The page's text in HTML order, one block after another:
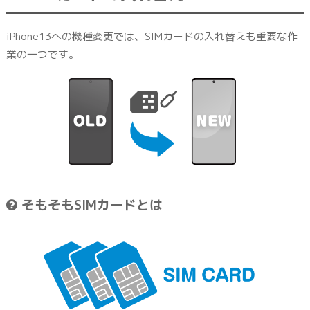
iPhone13への機種変更では、SIMカードの入れ替えも重要な作
業の一つです。
そもそもSIMカードとは